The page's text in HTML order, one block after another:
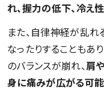
れ、握力の低下、冷え
また、自律神経が乱れ
なったりすることもあ
のバランスが崩れ、肩
身に痛みが広がる可